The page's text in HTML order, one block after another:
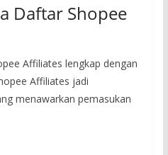
Daftar Shopee
Affiliates lengkap dengan
Affiliates jadi
menawarkan pemasukan